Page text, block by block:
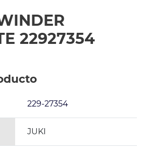
22927354
229-27354
JUKI